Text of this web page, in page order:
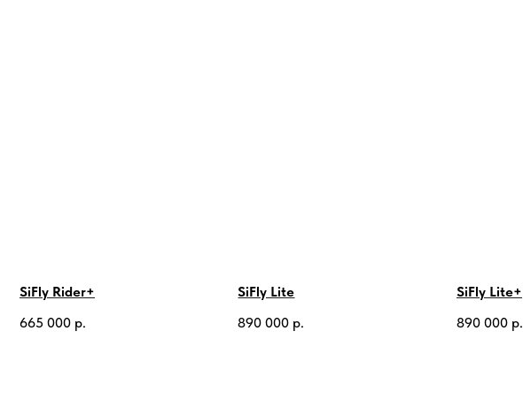
SiFly Rider+
665 000 р.
SiFly Lite
890 000 р.
SiFly Lite+
890 000 р.